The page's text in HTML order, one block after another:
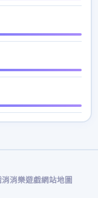
消消樂遊戲網站地圖